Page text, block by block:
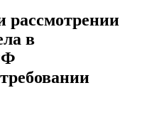
рассмотрении
в